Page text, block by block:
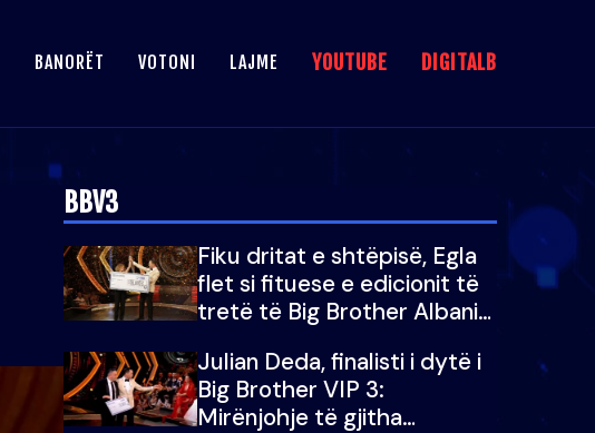
BANORËT VOTONI LAJME YOUTUBE DIGITALB
BBV3
Fiku dritat e shtëpisë, Egla
flet si fituese e edicionit të
tretë të Big Brother Albania
Julian Deda, finalisti i dytë i
Big Brother VIP 3:
Mirënjohje të gjitha